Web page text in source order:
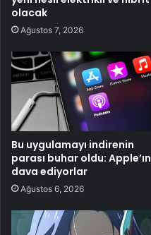
olacak
Ağustos 7, 2026
Bu uygulamayı indirenin
parası buhar oldu: Apple’ın
dava ediyorlar
Ağustos 6, 2026